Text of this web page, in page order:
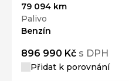
79 094 km
Palivo
Benzín
896 990 Kč s DPH
Přidat k porovnání